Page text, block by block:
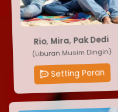
Rio,Mira,Pak Dedi
(Liburan Musim Dingin)
Setting Peran